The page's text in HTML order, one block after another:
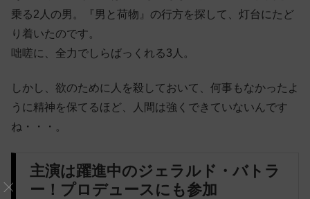
乗る2人の男。『男と荷物』の行方を探して、灯台にたど
り着いたのです。
咄嗟に、全力でしらばっくれる3人。
しかし、欲のために人を殺しておいて、何事もなかったよ
うに精神を保てるほど、人間は強くできていないんです
ね・・・。
主演は躍進中のジェラルド・バトラ
ー！プロデュースにも参加